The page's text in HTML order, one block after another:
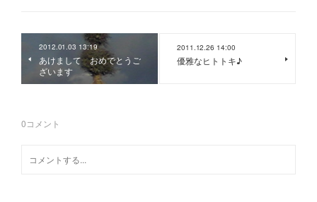
2012.01.03 13:19
あけまして おめでとうご
ざいます
2011.12.26 14:00
優雅なヒトトキ♪
0コメント